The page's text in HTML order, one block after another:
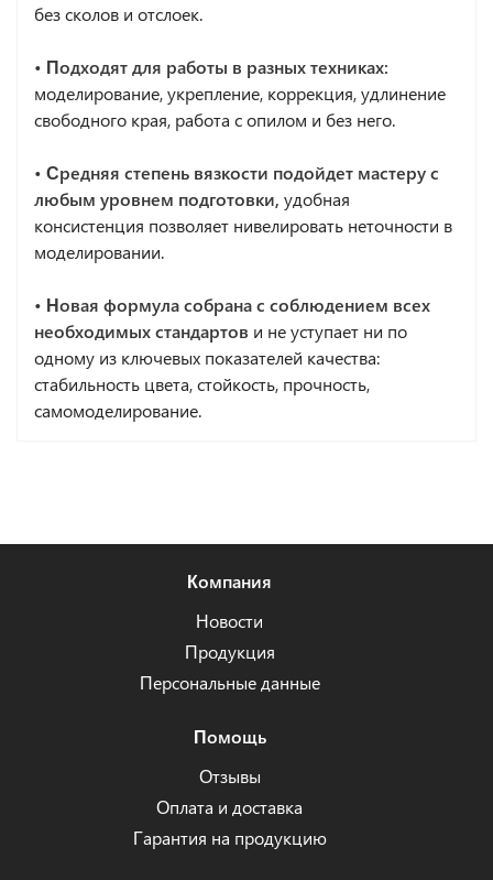
без сколов и отслоек.
• Подходят для работы в разных техниках:
моделирование, укрепление, коррекция, удлинение
свободного края, работа с опилом и без него.
• Средняя степень вязкости подойдет мастеру с
любым уровнем подготовки, удобная
консистенция позволяет нивелировать неточности в
моделировании.
• Новая формула собрана с соблюдением всех
необходимых стандартов и не уступает ни по
одному из ключевых показателей качества:
стабильность цвета, стойкость, прочность,
самомоделирование.
Компания
Новости
Продукция
Персональные данные
Помощь
Отзывы
Оплата и доставка
Гарантия на продукцию